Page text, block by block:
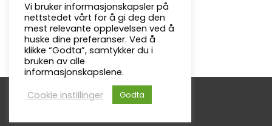
Copyright © 2026 Froland Menighet
Vi bruker informasjonskapsler på
nettstedet vårt for å gi deg den
mest relevante opplevelsen ved å
huske dine preferanser. Ved å
klikke “Godta”, samtykker du i
bruken av alle
informasjonskapslene.
Cookie instillinger
Godta